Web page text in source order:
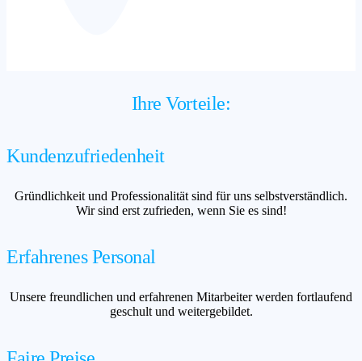
Ihre Vorteile:
Kundenzufriedenheit
Gründlichkeit und Professionalität sind für uns selbstverständlich.
Wir sind erst zufrieden, wenn Sie es sind!
Erfahrenes Personal
Unsere freundlichen und erfahrenen Mitarbeiter werden fortlaufend
geschult und weitergebildet.